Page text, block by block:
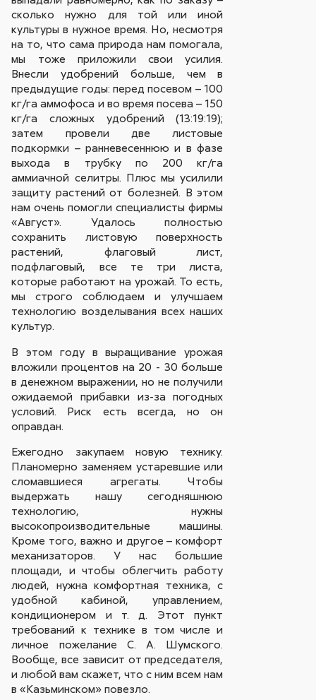
сколько нужно для той или иной
культуры в нужное время. Но, несмотря
на то, что сама природа нам помогала,
мы тоже приложили свои усилия.
Внесли удобрений больше, чем в
предыдущие годы: перед посевом – 100
кг/га аммофоса и во время посева – 150
кг/га сложных удобрений (13:19:19);
затем провели две листовые
подкормки – ранневесеннюю и в фазе
выхода в трубку по 200 кг/га
аммиачной селитры. Плюс мы усилили
защиту растений от болезней. В этом
нам очень помогли специалисты фирмы
«Август». Удалось полностью
сохранить листовую поверхность
растений, флаговый лист,
подфлаговый, все те три листа,
которые работают на урожай. То есть,
мы строго соблюдаем и улучшаем
технологию возделывания всех наших
культур.
В этом году в выращивание урожая
вложили процентов на 20 - 30 больше
в денежном выражении, но не получили
ожидаемой прибавки из-за погодных
условий. Риск есть всегда, но он
оправдан.
Ежегодно закупаем новую технику.
Планомерно заменяем устаревшие или
сломавшиеся агрегаты. Чтобы
выдержать нашу сегодняшнюю
технологию, нужны
высокопроизводительные машины.
Кроме того, важно и другое – комфорт
механизаторов. У нас большие
площади, и чтобы облегчить работу
людей, нужна комфортная техника, с
удобной кабиной, управлением,
кондиционером и т. д. Этот пункт
требований к технике в том числе и
личное пожелание С. А. Шумского.
Вообще, все зависит от председателя,
и любой вам скажет, что с ним всем нам
в «Казьминском» повезло.